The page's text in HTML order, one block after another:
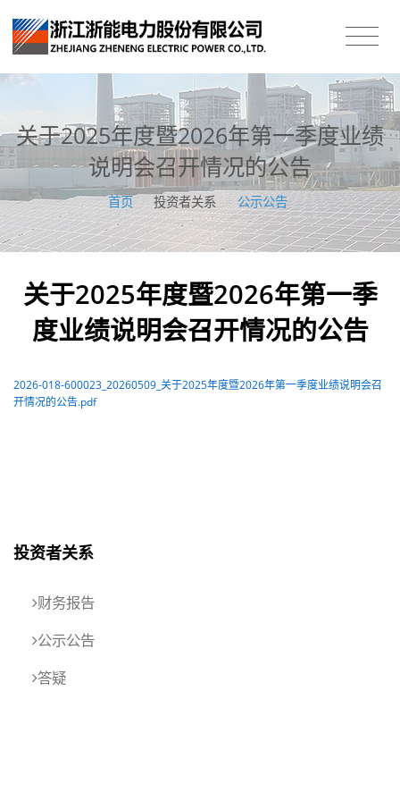
关于2025年度暨2026年第一季度业绩
说明会召开情况的公告
首页 / 投资者关系 / 公示公告
关于2025年度暨2026年第一季
度业绩说明会召开情况的公告
2026-018-600023_20260509_关于2025年度暨2026年第一季度业绩说明会召
开情况的公告.pdf
投资者关系
财务报告
公示公告
答疑